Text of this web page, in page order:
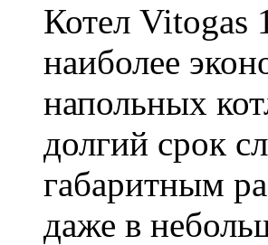
Котел Vitogas
наиболее
напольных
долгий срок
габаритным
даже в